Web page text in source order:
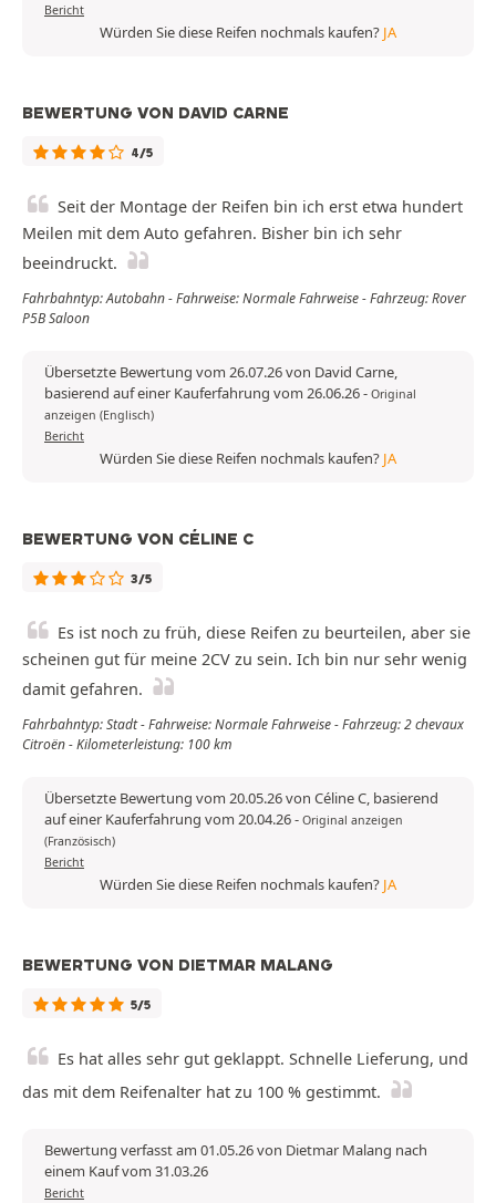
Bericht
Würden Sie diese Reifen nochmals kaufen? JA
BEWERTUNG VON DAVID CARNE
4/5
Seit der Montage der Reifen bin ich erst etwa hundert
Meilen mit dem Auto gefahren. Bisher bin ich sehr
beeindruckt.
Fahrbahntyp: Autobahn - Fahrweise: Normale Fahrweise - Fahrzeug: Rover
P5B Saloon
Übersetzte Bewertung vom 26.07.26 von David Carne,
basierend auf einer Kauferfahrung vom 26.06.26- Original
anzeigen (Englisch)
Bericht
Würden Sie diese Reifen nochmals kaufen? JA
BEWERTUNG VON CÉLINE C
3/5
Es ist noch zu früh, diese Reifen zu beurteilen, aber sie
scheinen gut für meine 2CV zu sein. Ich bin nur sehr wenig
damit gefahren.
Fahrbahntyp: Stadt - Fahrweise: Normale Fahrweise - Fahrzeug: 2 chevaux
Citroën - Kilometerleistung: 100 km
Übersetzte Bewertung vom 20.05.26 von Céline C, basierend
auf einer Kauferfahrung vom 20.04.26- Original anzeigen
(Französisch)
Bericht
Würden Sie diese Reifen nochmals kaufen? JA
BEWERTUNG VON DIETMAR MALANG
5/5
Es hat alles sehr gut geklappt. Schnelle Lieferung, und
das mit dem Reifenalter hat zu 100 % gestimmt.
Bewertung verfasst am 01.05.26 von Dietmar Malang nach
einem Kauf vom 31.03.26
Bericht